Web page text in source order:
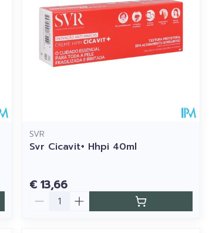
SVR
Svr Cicavit+ Hhpi 40ml
€ 13,66
Aantal